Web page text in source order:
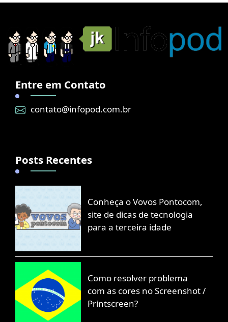
Entre em Contato
contato@infopod.com.br
Posts Recentes
Conheça o Vovos Pontocom,
site de dicas de tecnologia
para a terceira idade
Como resolver problema
com as cores no Screenshot /
Printscreen?